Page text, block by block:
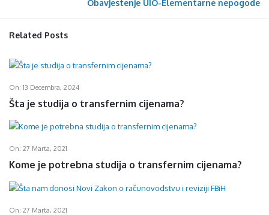
Obavjestenje UIO-Elementarne nepogode
Related Posts
On: 13 Decembra, 2024
Šta je studija o transfernim cijenama?
On: 27 Marta, 2021
Kome je potrebna studija o transfernim cijenama?
On: 27 Marta, 2021